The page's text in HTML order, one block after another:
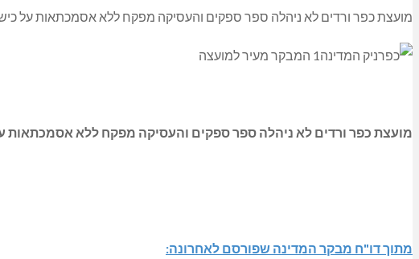
מועצת כפר ורדים לא ניהלה ספר ספקים והעסיקה מפקח ללא אסמכתאות על
מועצת כפר ורדים לא ניהלה ספר ספקים והעסיקה מפקח ללא אסמכתאות
מתוך דו"ח מבקר המדינה שפורסם לאחרונה: